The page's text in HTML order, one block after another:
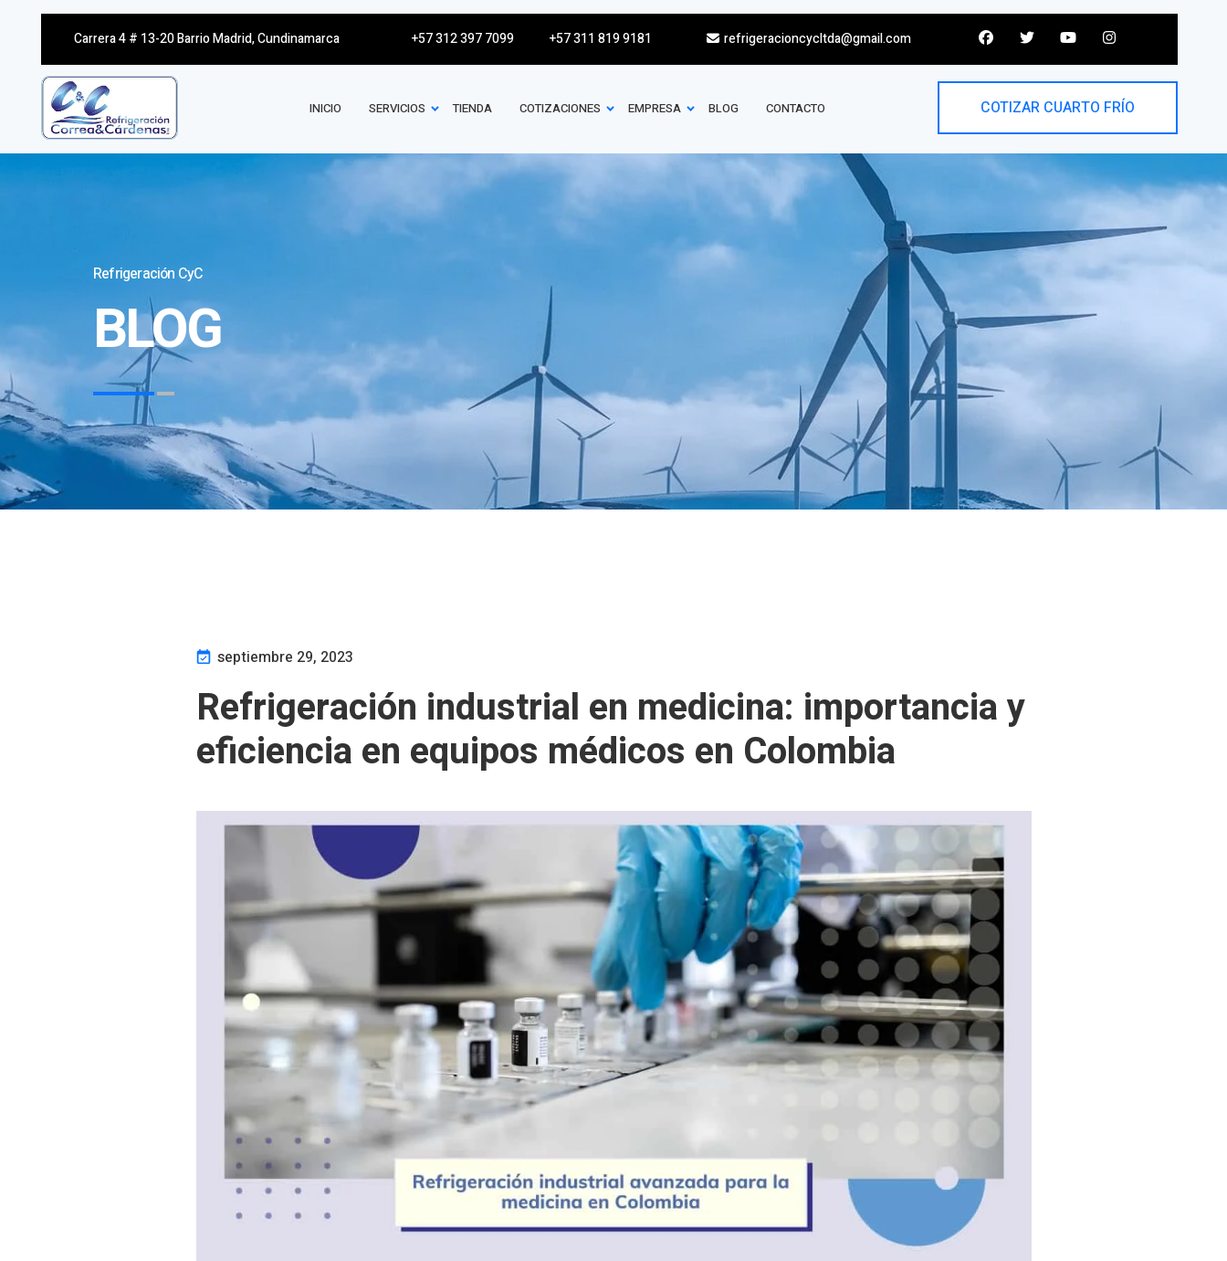
Carrera 4 # 13-20 Barrio Madrid, Cundinamarca +57 312 397 7099 +57 311 819 9181 refrigeracioncycltda@gmail.com
INICIO SERVICIOS TIENDA COTIZACIONES EMPRESA BLOG CONTACTO COTIZAR CUARTO FRÍO
Refrigeración CyC
BLOG
septiembre 29, 2023
Refrigeración industrial en medicina: importancia y
eficiencia en equipos médicos en Colombia